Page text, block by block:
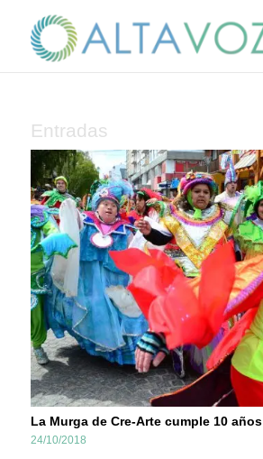
Entradas
La Murga de Cre-Arte cumple 10 años
24/10/2018